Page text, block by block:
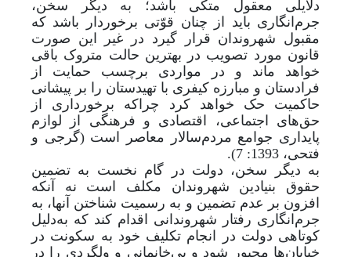
دلایلی معقول متکی باشد؛ به دیگر سخن،
جرم‌انگاری باید از چنان قوّتی برخوردار باشد که
مقبول شهروندان قرار گیرد در غیر این صورت
قانون مورد تصویب در بهترین حالت متروک باقی
خواهد ماند و در مواردی برچسب حمایت از
فرادستان و مبارزه کیفری با تهیدستان را بر پیشانی
حاکمیت حک خواهد کرد چراکه برخورداری از
حق‌های اجتماعی، اقتصادی و فرهنگی از لوازم
پایداری جوامع مردم‌سالار معاصر است (گرجی و
فتحی، 1393: 7).
به دیگر سخن، دولت در گام نخست به تضمین
حقوق بنیادین شهروندان مکلف است نه آنکه
افزون بر عدم تضمین و به رسمیت شناختن آنها، به
جرم‌انگاری رفتار شهروندانی اقدام کند که به‌دلیل
کوتاهی دولت در انجام تکلیف خود به سکونت در
خیابان‌ها مجبور شود و بی‌خانمانی و ولگردی را در